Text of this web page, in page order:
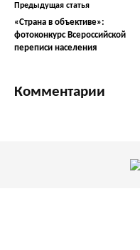
Предыдущая статья
«Страна в объективе»:
фотоконкурс Всероссийской
переписи населения
Комментарии